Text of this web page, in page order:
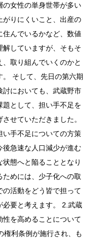
女性の単身世帯が多い
がりにくいこと、出産の
住んでいるかなど、数値
していますが、そもそ
取り組んでいくのかと
そして、先日の第六期
においても、武蔵野市
として、担い手不足を
せていただきました。
い手不足についての方策
後急速な人口減少が進む
態へと陥ることとなり
ためには、少子化への取
の活動をどう皆で担って
必要と考えます。 2.武蔵
を高めることについて
権利条例が施行され、も